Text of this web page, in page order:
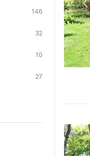
146
32
10
27